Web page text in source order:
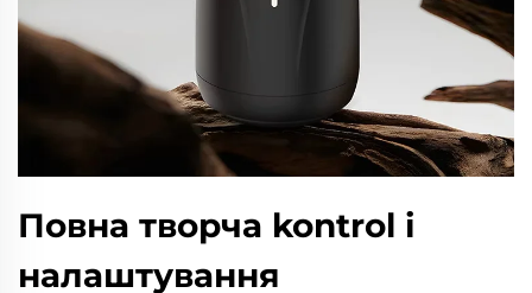
Повна творча kontrol і
налаштування